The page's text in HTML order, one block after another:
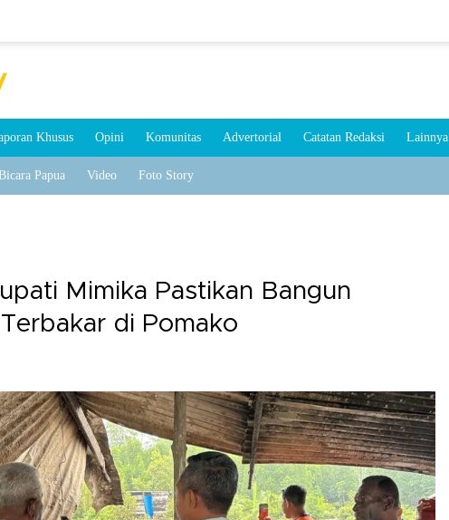
Khusus Opini Komunitas Advertorial Catatan Redaksi Lainnya
Papua Video Foto Story
Mimika Pastikan Bangun
di Pomako